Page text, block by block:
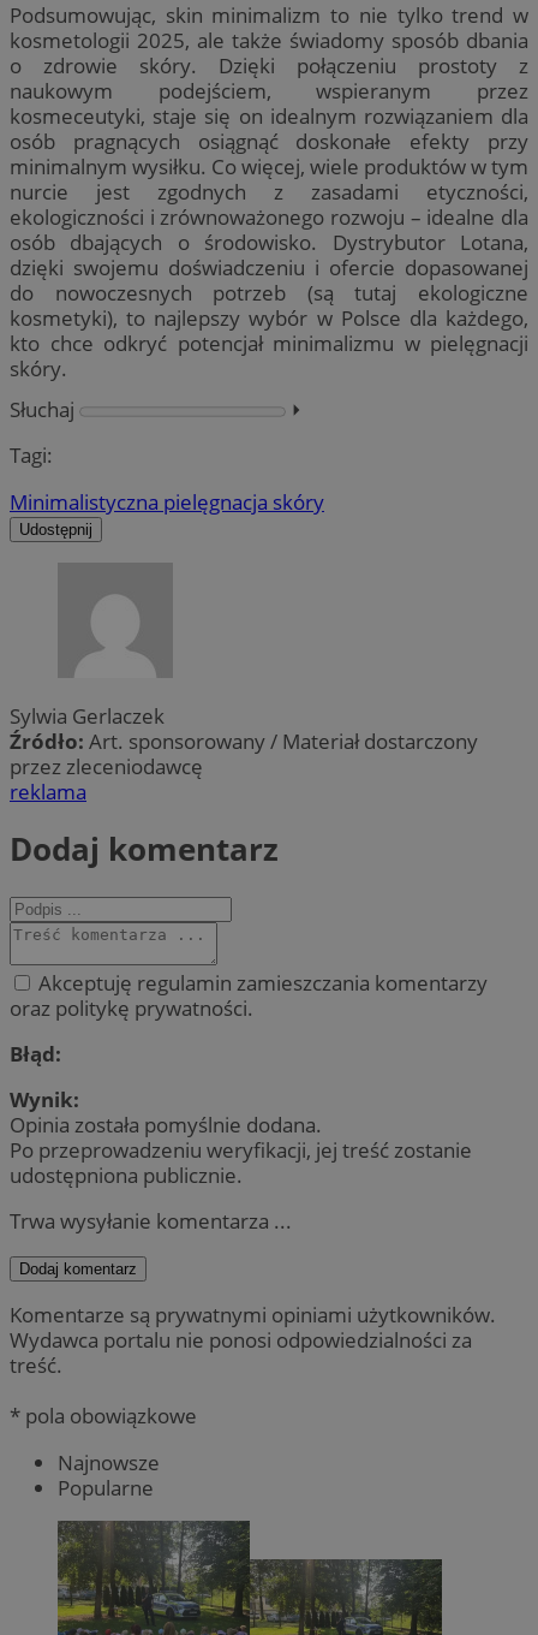
Podsumowując, skin minimalizm to nie tylko trend w
kosmetologii 2025, ale także świadomy sposób dbania
o zdrowie skóry. Dzięki połączeniu prostoty z
naukowym podejściem, wspieranym przez
kosmeceutyki, staje się on idealnym rozwiązaniem dla
osób pragnących osiągnąć doskonałe efekty przy
minimalnym wysiłku. Co więcej, wiele produktów w tym
nurcie jest zgodnych z zasadami etyczności,
ekologiczności i zrównoważonego rozwoju – idealne dla
osób dbających o środowisko. Dystrybutor Lotana,
dzięki swojemu doświadczeniu i ofercie dopasowanej
do nowoczesnych potrzeb (są tutaj ekologiczne
kosmetyki), to najlepszy wybór w Polsce dla każdego,
kto chce odkryć potencjał minimalizmu w pielęgnacji
skóry.
Słuchaj
⏵︎
Tagi:
Minimalistyczna pielęgnacja skóry
Udostępnij
Sylwia Gerlaczek
Źródło: Art. sponsorowany / Materiał dostarczony
przez zleceniodawcę
reklama
Dodaj komentarz
Akceptuję regulamin zamieszczania komentarzy
oraz politykę prywatności.
Błąd:
Wynik:
Opinia została pomyślnie dodana.
Po przeprowadzeniu weryfikacji, jej treść zostanie
udostępniona publicznie.
Trwa wysyłanie komentarza ...
Dodaj komentarz
Komentarze są prywatnymi opiniami użytkowników.
Wydawca portalu nie ponosi odpowiedzialności za
treść.
* pola obowiązkowe
Najnowsze
Popularne